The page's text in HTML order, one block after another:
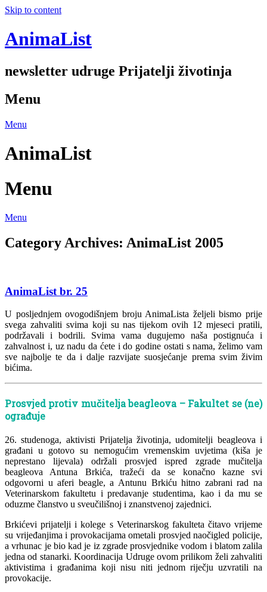
Skip to content
AnimaList
newsletter udruge Prijatelji životinja
Menu
Menu
AnimaList
Menu
Menu
Category Archives: AnimaList 2005
AnimaList br. 25
U posljednjem ovogodišnjem broju AnimaLista željeli bismo prije
svega zahvaliti svima koji su nas tijekom ovih 12 mjeseci pratili,
podržavali i bodrili. Svima vama dugujemo naša postignuća i
zahvalnost i, uz nadu da ćete i do godine ostati s nama, želimo vam
sve najbolje te da i dalje razvijate suosjećanje prema svim živim
bićima.
Prosvjed protiv mučitelja beagleova – Fakultet se (ne)
ograđuje
26. studenoga, aktivisti Prijatelja životinja, udomitelji beagleova i
građani u gotovo su nemogućim vremenskim uvjetima (kiša je
neprestano lijevala) održali prosvjed ispred zgrade mučitelja
beagleova Antuna Brkića, tražeći da se konačno kazne svi
odgovorni u aferi beagle, a Antunu Brkiću hitno zabrani rad na
Veterinarskom fakultetu i predavanje studentima, kao i da mu se
oduzme članstvo u sveučilišnoj i znanstvenoj zajednici.
Brkićevi prijatelji i kolege s Veterinarskog fakulteta čitavo vrijeme
su vrijeđanjima i provokacijama ometali prosvjed naočigled policije,
a vrhunac je bio kad je iz zgrade prosvjednike vodom i blatom zalila
jedna od stanarki. Koordinacija Udruge ovom prilikom želi zahvaliti
aktivistima i građanima koji nisu niti jednom riječju uzvratili na
provokacije.